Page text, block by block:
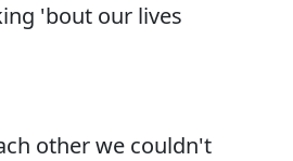
'bout our lives
other we couldn't